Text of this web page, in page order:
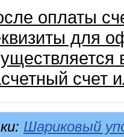
оплаты
для
счет
Шариковый